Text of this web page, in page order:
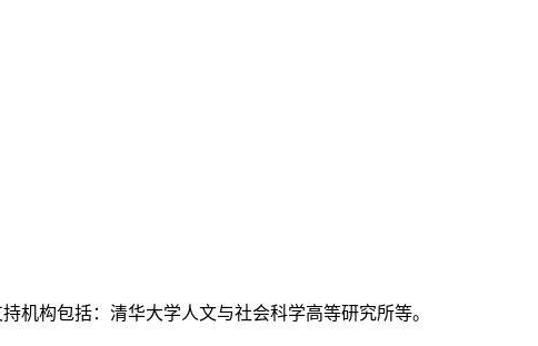
机构包括：清华大学人文与社会科学高等研究所等。